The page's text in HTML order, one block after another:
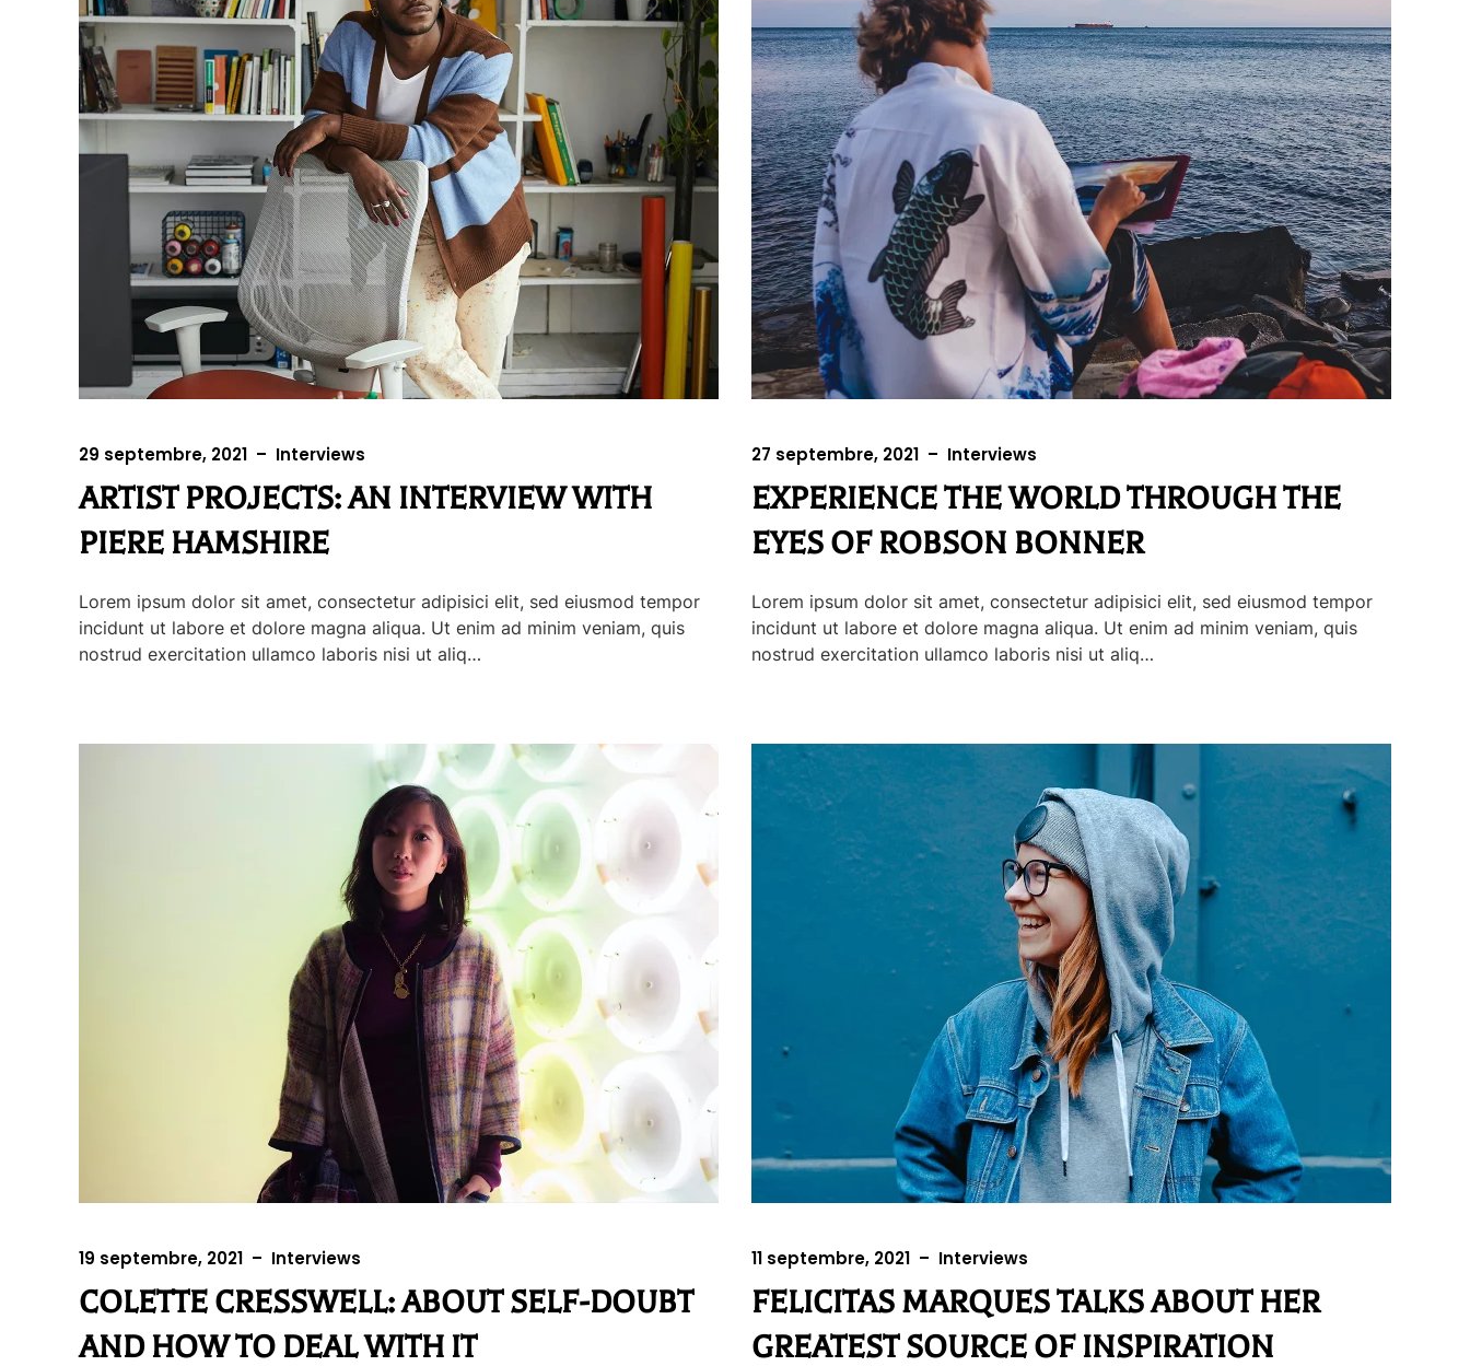
29 septembre, 2021 – Interviews
ARTIST PROJECTS: AN INTERVIEW WITH
PIERE HAMSHIRE
Lorem ipsum dolor sit amet, consectetur adipisici elit, sed eiusmod tempor
incidunt ut labore et dolore magna aliqua. Ut enim ad minim veniam, quis
nostrud exercitation ullamco laboris nisi ut aliq…
27 septembre, 2021 – Interviews
EXPERIENCE THE WORLD THROUGH THE
EYES OF ROBSON BONNER
Lorem ipsum dolor sit amet, consectetur adipisici elit, sed eiusmod tempor
incidunt ut labore et dolore magna aliqua. Ut enim ad minim veniam, quis
nostrud exercitation ullamco laboris nisi ut aliq…
19 septembre, 2021 – Interviews
COLETTE CRESSWELL: ABOUT SELF-DOUBT
AND HOW TO DEAL WITH IT
11 septembre, 2021 – Interviews
FELICITAS MARQUES TALKS ABOUT HER
GREATEST SOURCE OF INSPIRATION